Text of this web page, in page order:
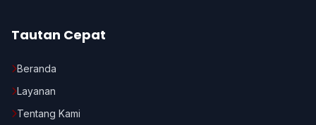
Tautan Cepat
Beranda
Layanan
Tentang Kami